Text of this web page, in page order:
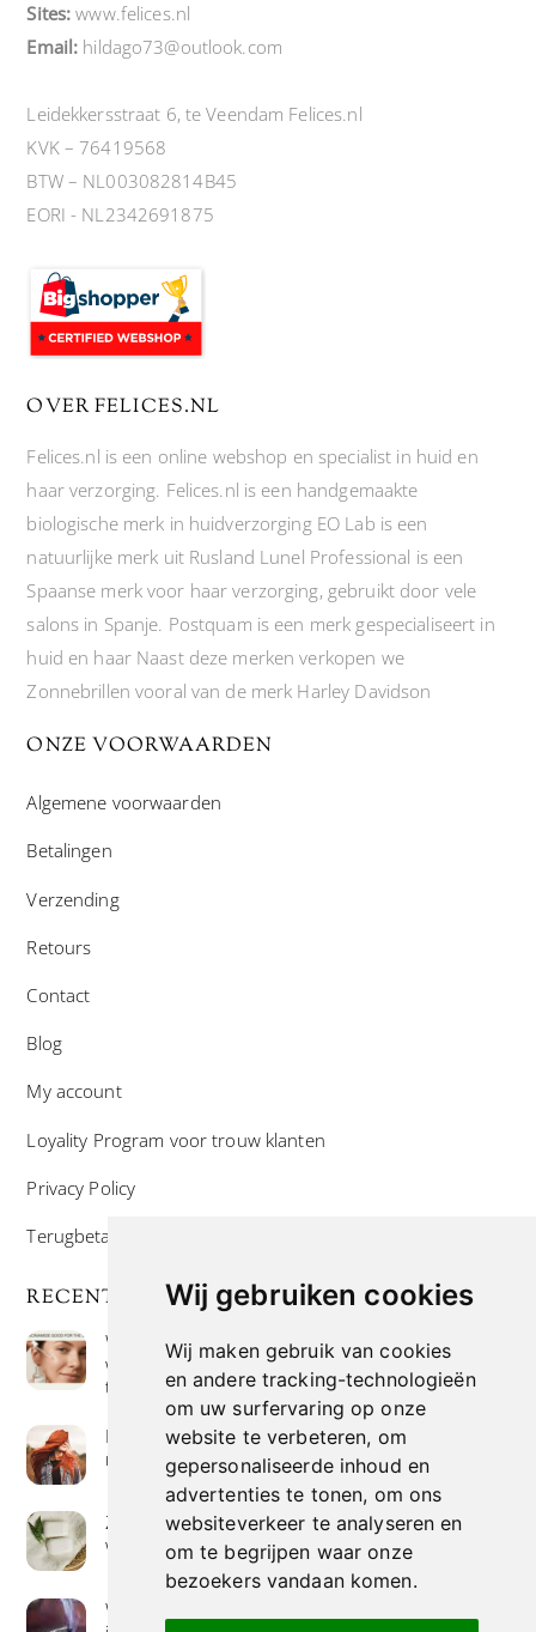
Wij gebruiken cookies
Wij maken gebruik van cookies
en andere tracking-technologieën
om uw surfervaring op onze
website te verbeteren, om
gepersonaliseerde inhoud en
advertenties te tonen, om ons
websiteverkeer te analyseren en
om te begrijpen waar onze
bezoekers vandaan komen.
Sites: www.felices.nl
Email: hildago73@outlook.com
Leidekkersstraat 6, te Veendam Felices.nl
KVK – 76419568
BTW – NL003082814B45
EORI - NL2342691875
OVER FELICES.NL
Felices.nl is een online webshop en specialist in huid en
haar verzorging. Felices.nl is een handgemaakte
biologische merk in huidverzorging EO Lab is een
natuurlijke merk uit Rusland Lunel Professional is een
Spaanse merk voor haar verzorging, gebruikt door vele
salons in Spanje. Postquam is een merk gespecialiseert in
huid en haar Naast deze merken verkopen we
Zonnebrillen vooral van de merk Harley Davidson
ONZE VOORWAARDEN
Algemene voorwaarden
Betalingen
Verzending
Retours
Contact
Blog
My account
Loyality Program voor trouw klanten
Privacy Policy
Terugbetaal- en retourneringsbeleid
RECENTE POSTS
Wat is niacinamide? Voordelen, toepassingen en
waarom het overal in huidverzorgingsproducten
te vinden is
Hoe verf je haar op de meest natuurlijke manier
met henna kleuring
Zeep met een hoog vetgehalte: mythe of
werkelijkheid?
Wierook betekenis geven : geurende avonturen